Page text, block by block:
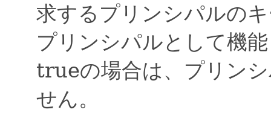
求するプリンシパルの
プリンシパルとして機
trueの場合は、プリン
せん。